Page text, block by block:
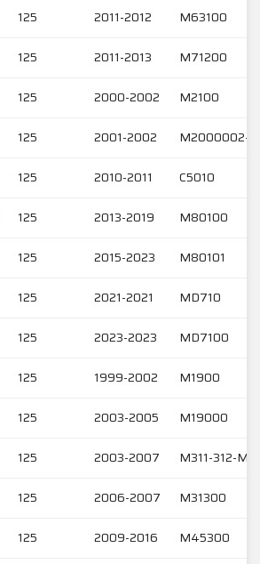
125 2011-2012 M63100
125 2011-2013 M71200
125 2000-2002 M2100
125 2001-2002 M2000002-
125 2010-2011 C5010
125 2013-2019 M80100
125 2015-2023 M80101
125 2021-2021 MD710
125 2023-2023 MD7100
125 1999-2002 M1900
125 2003-2005 M19000
125 2003-2007 M311-312-
125 2006-2007 M31300
125 2009-2016 M45300